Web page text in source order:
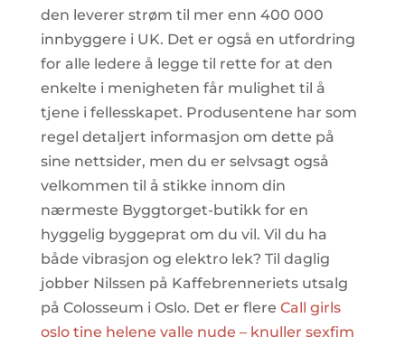
den leverer strøm til mer enn 400 000
innbyggere i UK. Det er også en utfordring
for alle ledere å legge til rette for at den
enkelte i menigheten får mulighet til å
tjene i fellesskapet. Produsentene har som
regel detaljert informasjon om dette på
sine nettsider, men du er selvsagt også
velkommen til å stikke innom din
nærmeste Byggtorget-butikk for en
hyggelig byggeprat om du vil. Vil du ha
både vibrasjon og elektro lek? Til daglig
jobber Nilssen på Kaffebrenneriets utsalg
på Colosseum i Oslo. Det er flere Call girls
oslo tine helene valle nude – knuller sexfim